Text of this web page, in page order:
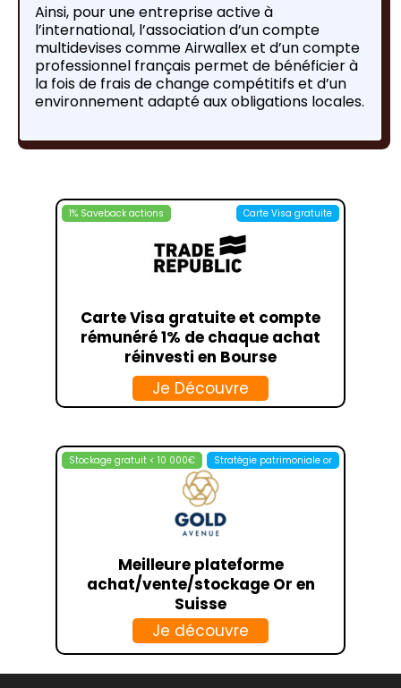
Ainsi, pour une entreprise active à
l’international, l’association d’un compte
multidevises comme Airwallex et d’un compte
professionnel français permet de bénéficier à
la fois de frais de change compétitifs et d’un
environnement adapté aux obligations locales.
1% Saveback actions Carte Visa gratuite
Carte Visa gratuite et compte
rémunéré 1% de chaque achat
réinvesti en Bourse
Je Découvre
Stockage gratuit < 10 000€ Stratégie patrimoniale or
Meilleure plateforme
achat/vente/stockage Or en
Suisse
Je découvre